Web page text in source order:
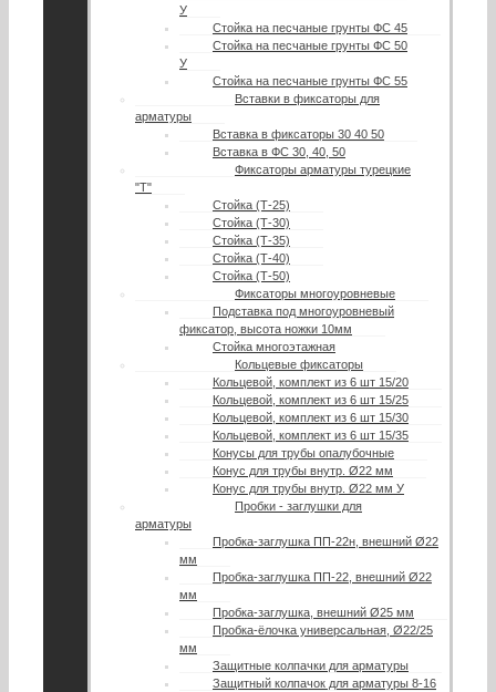
У
Стойка на песчаные грунты ФС 45
Стойка на песчаные грунты ФС 50
У
Стойка на песчаные грунты ФС 55
Вставки в фиксаторы для
арматуры
Вставка в фиксаторы 30 40 50
Вставка в ФС 30, 40, 50
Фиксаторы арматуры турецкие
"Т"
Стойка (Т-25)
Стойка (Т-30)
Стойка (Т-35)
Стойка (Т-40)
Стойка (Т-50)
Фиксаторы многоуровневые
Подставка под многоуровневый
фиксатор, высота ножки 10мм
Стойка многоэтажная
Кольцевые фиксаторы
Кольцевой, комплект из 6 шт 15/20
Кольцевой, комплект из 6 шт 15/25
Кольцевой, комплект из 6 шт 15/30
Кольцевой, комплект из 6 шт 15/35
Конусы для трубы опалубочные
Конус для трубы внутр. Ø22 мм
Конус для трубы внутр. Ø22 мм У
Пробки - заглушки для
арматуры
Пробка-заглушка ПП-22н, внешний Ø22
мм
Пробка-заглушка ПП-22, внешний Ø22
мм
Пробка-заглушка, внешний Ø25 мм
Пробка-ёлочка универсальная, Ø22/25
мм
Защитные колпачки для арматуры
Защитный колпачок для арматуры 8-16